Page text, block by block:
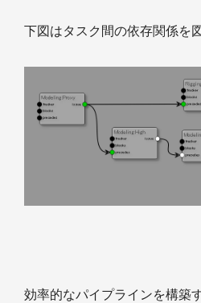
下図はタスク間の依存関係を
効率的なパイプラインを構築